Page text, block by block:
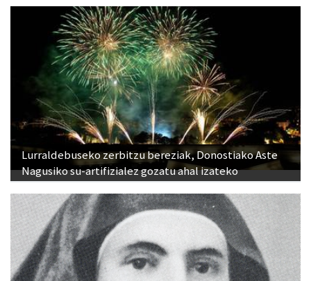
Lurraldebuseko zerbitzu bereziak, Donostiako Aste
Nagusiko su-artifizialez gozatu ahal izateko